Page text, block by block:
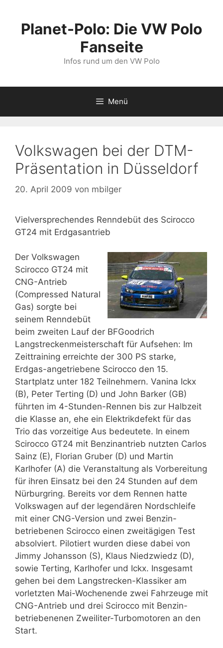
springenPlanet-Polo: Die VW Polo
Fanseite
Infos rund um den VW Polo
Menü
Volkswagen bei der DTM-
Präsentation in Düsseldorf
20. April 2009 von mbilger
Vielversprechendes Renndebüt des Scirocco
GT24 mit Erdgasantrieb
Der Volkswagen
Scirocco GT24 mit
CNG-Antrieb
(Compressed Natural
Gas) sorgte bei
seinem Renndebüt
beim zweiten Lauf der BFGoodrich
Langstreckenmeisterschaft für Aufsehen: Im
Zeittraining erreichte der 300 PS starke,
Erdgas-angetriebene Scirocco den 15.
Startplatz unter 182 Teilnehmern. Vanina Ickx
(B), Peter Terting (D) und John Barker (GB)
führten im 4-Stunden-Rennen bis zur Halbzeit
die Klasse an, ehe ein Elektrikdefekt für das
Trio das vorzeitige Aus bedeutete. In einem
Scirocco GT24 mit Benzinantrieb nutzten Carlos
Sainz (E), Florian Gruber (D) und Martin
Karlhofer (A) die Veranstaltung als Vorbereitung
für ihren Einsatz bei den 24 Stunden auf dem
Nürburgring. Bereits vor dem Rennen hatte
Volkswagen auf der legendären Nordschleife
mit einer CNG-Version und zwei Benzin-
betriebenen Scirocco einen zweitägigen Test
absolviert. Pilotiert wurden diese dabei von
Jimmy Johansson (S), Klaus Niedzwiedz (D),
sowie Terting, Karlhofer und Ickx. Insgesamt
gehen bei dem Langstrecken-Klassiker am
vorletzten Mai-Wochenende zwei Fahrzeuge mit
CNG-Antrieb und drei Scirocco mit Benzin-
betriebenenen Zweiliter-Turbomotoren an den
Start.